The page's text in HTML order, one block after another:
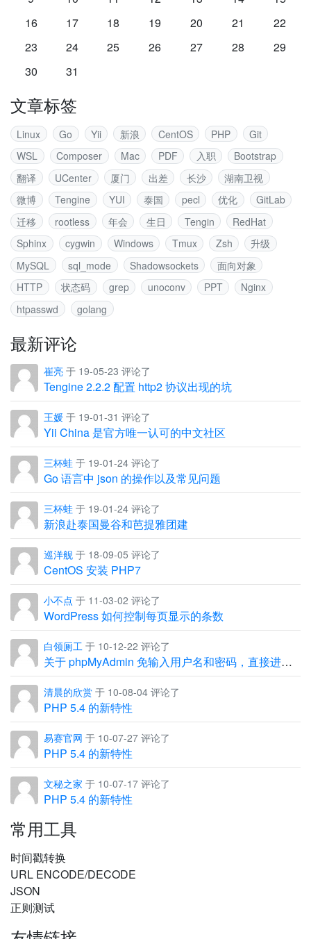
16
17 18 19 20 21
22
23
24 25 26 27 28
29
30
31
文章标签
Linux Go Yii 新浪 CentOS PHP
Git
WSL
Composer Mac PDF 入职
Bootstrap
翻译
UCenter 厦门 出差 长沙
湖南卫视
微博
Tengine YUI 泰国 pecl 优化
GitLab
迁移
rootless 年会 生日 Tengin
RedHat
Sphinx
cygwin Windows Tmux Zsh
升级
MySQL
sql_mode Shadowsockets
面向对象
HTTP
状态码 grep unoconv PPT
Nginx
htpasswd
golang
最新评论
崔亮 于 19-05-23 评论了
Tengine 2.2.2 配置 http2 协议出现的坑
王媛 于 19-01-31 评论了
Yii China 是官方唯一认可的中文社区
三杯蛙 于 19-01-24 评论了
Go 语言中 json 的操作以及常见问题
三杯蛙 于 19-01-24 评论了
新浪赴泰国曼谷和芭提雅团建
巡洋舰 于 18-09-05 评论了
CentOS 安装 PHP7
小不点 于 11-03-02 评论了
WordPress 如何控制每页显示的条数
白领厕工 于 10-12-22 评论了
关于 phpMyAdmin 免输入用户名和密码，直接进入管理界面
清晨的欣赏 于 10-08-04 评论了
PHP 5.4 的新特性
易赛官网 于 10-07-27 评论了
PHP 5.4 的新特性
文秘之家 于 10-07-17 评论了
PHP 5.4 的新特性
常用工具
时间戳转换
URL ENCODE/DECODE
JSON
正则测试